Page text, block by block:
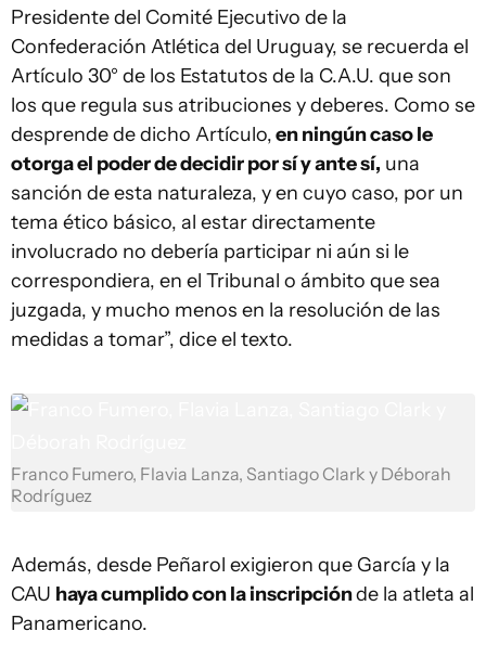
Presidente del Comité Ejecutivo de la
Confederación Atlética del Uruguay, se recuerda el
Artículo 30° de los Estatutos de la C.A.U. que son
los que regula sus atribuciones y deberes. Como se
desprende de dicho Artículo,en ningún caso le
otorga el poder de decidir por sí y ante sí, una
sanción de esta naturaleza, y en cuyo caso, por un
tema ético básico, al estar directamente
involucrado no debería participar ni aún si le
correspondiera, en el Tribunal o ámbito que sea
juzgada, y mucho menos en la resolución de las
medidas a tomar”, dice el texto.
Franco Fumero, Flavia Lanza, Santiago Clark y Déborah
Rodríguez
Además, desde Peñarol exigieron que García y la
CAU haya cumplido con la inscripciónde la atleta al
Panamericano.